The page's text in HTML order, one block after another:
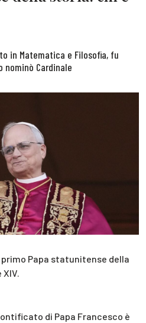
in Matematica e Filosofia, fu
nominò Cardinale
Papa statunitense della
di Papa Francesco è